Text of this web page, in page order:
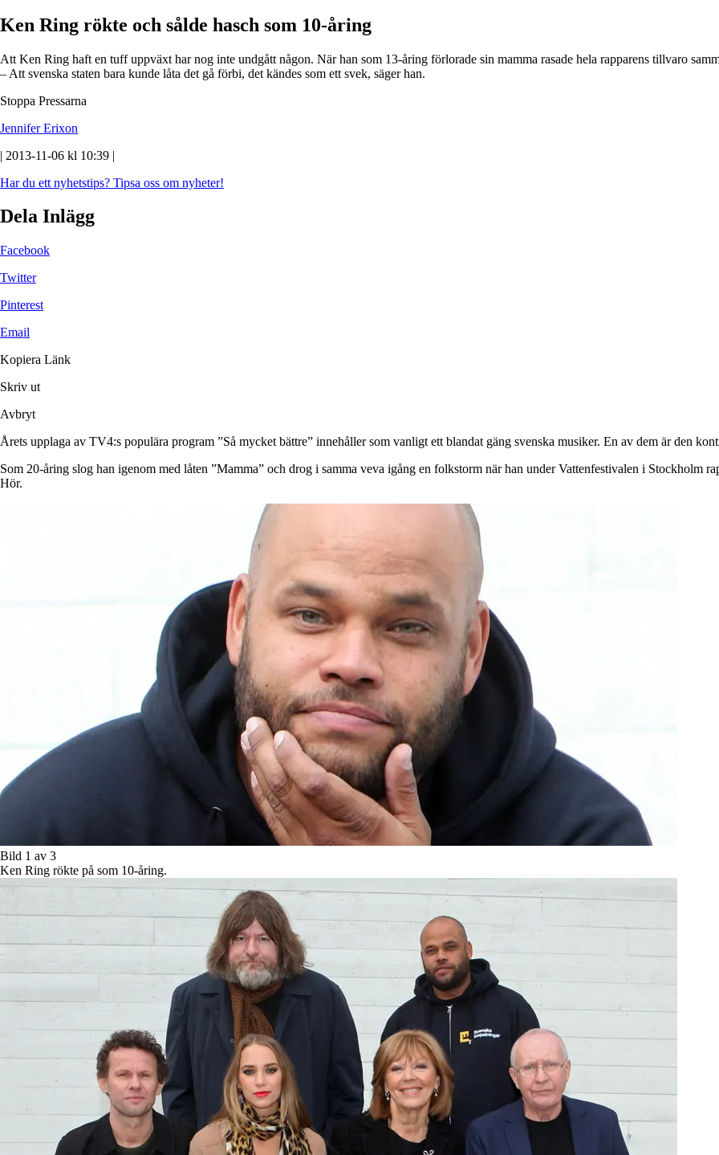
Ken Ring rökte och sålde hasch som 10-åring
Att Ken Ring haft en tuff uppväxt har nog inte undgått någon. När han som 13-åring förlorade sin mamma rasade hela rapparens tillvaro
– Att svenska staten bara kunde låta det gå förbi, det kändes som ett svek, säger han.
Stoppa Pressarna
Jennifer Erixon
| 2013-11-06 kl 10:39 |
Har du ett nyhetstips? Tipsa oss om nyheter!
Dela Inlägg
Facebook
Twitter
Pinterest
Email
Kopiera Länk
Skriv ut
Avbryt
Årets upplaga av TV4:s populära program ”Så mycket bättre” innehåller som vanligt ett blandat gäng svenska musiker. En av dem är den
Som 20-åring slog han igenom med låten ”Mamma” och drog i samma veva igång en folkstorm när han under Vattenfestivalen i Stockholm
Hör.
Bild 1 av 3
Ken Ring rökte på som 10-åring.